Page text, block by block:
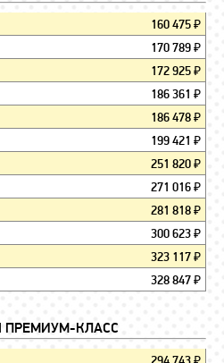
160 475 ₽
170 789 ₽
172 925 ₽
186 361 ₽
186 478 ₽
199 421 ₽
251 820 ₽
271 016 ₽
281 818 ₽
300 623 ₽
323 117 ₽
328 847 ₽
ПРЕМИУМ-КЛАСС